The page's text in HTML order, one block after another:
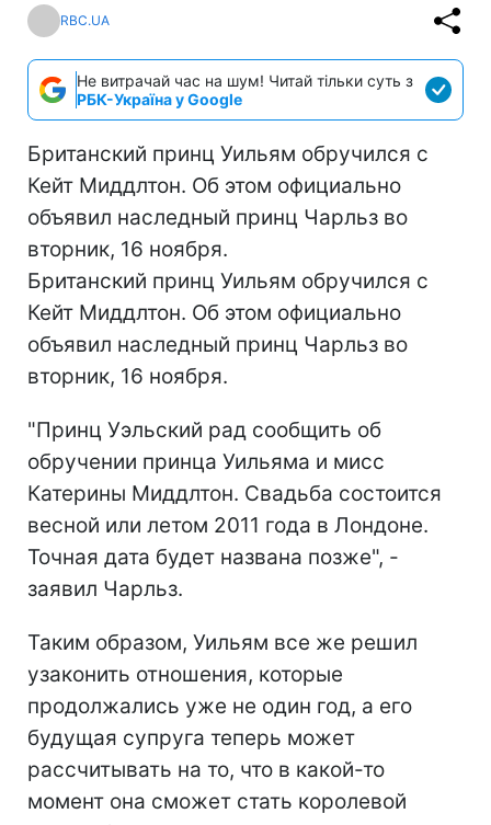
RBC.UA
Не витрачай час на шум! Читай тільки суть з
РБК-Україна у Google
Британский принц Уильям обручился с
Кейт Миддлтон. Об этом официально
объявил наследный принц Чарльз во
вторник, 16 ноября.
Британский принц Уильям обручился с
Кейт Миддлтон. Об этом официально
объявил наследный принц Чарльз во
вторник, 16 ноября.
"Принц Уэльский рад сообщить об
обручении принца Уильяма и мисс
Катерины Миддлтон. Свадьба состоится
весной или летом 2011 года в Лондоне.
Точная дата будет названа позже", -
заявил Чарльз.
Таким образом, Уильям все же решил
узаконить отношения, которые
продолжались уже не один год, а его
будущая супруга теперь может
рассчитывать на то, что в какой-то
момент она сможет стать королевой